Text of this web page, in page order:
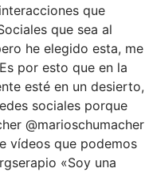
que
que sea al
he elegido esta, me
por esto que en la
esté en un desierto,
sociales porque
@marioschumacher
vídeos que podemos
«Soy una